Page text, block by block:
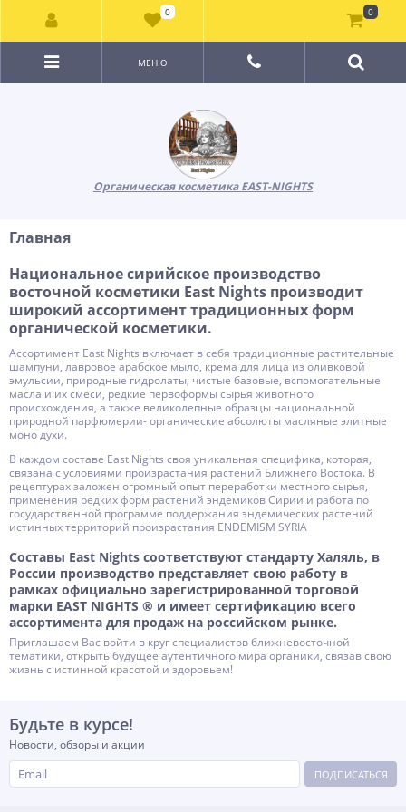
Органическая косметика EAST-NIGHTS
МЕНЮ
Главная
Национальное сирийское производство
восточной косметики East Nights производит
широкий ассортимент традиционных форм
органической косметики.
Ассортимент East Nights включает в себя традиционные растительные
шампуни, лавровое арабское мыло, крема для лица из оливковой
эмульсии, природные гидролаты, чистые базовые, вспомогательные
масла и их смеси, редкие первоформы сырья животного
происхождения, а также великолепные образцы национальной
природной парфюмерии- органические абсолюты масляные элитные
моно духи.
В каждом составе East Nights своя уникальная специфика, которая,
связана с условиями произрастания растений Ближнего Востока. В
рецептурах заложен огромный опыт переработки местного сырья,
применения редких форм растений эндемиков Сирии и работа по
государственной программе поддержания эндемических растений
истинных территорий произрастания ENDEMISM SYRIA
Составы East Nights соответствуют стандарту Халяль, в
России производство представляет свою работу в
рамках официально зарегистрированной торговой
марки EAST NIGHTS ® и имеет сертификацию всего
ассортимента для продаж на российском рынке.
Приглашаем Вас войти в круг специалистов ближневосточной
тематики, открыть будущее аутентичного мира органики, связав свою
жизнь с истинной красотой и здоровьем!
Будьте в курсе!
Новости, обзоры и акции
ПОДПИСАТЬСЯ
0 0